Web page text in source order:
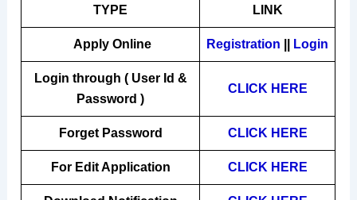
TYPE LINK
Apply Online Registration Login
Login through ( User Id &
Password )
CLICK HERE
Forget Password CLICK HERE
For Edit Application CLICK HERE